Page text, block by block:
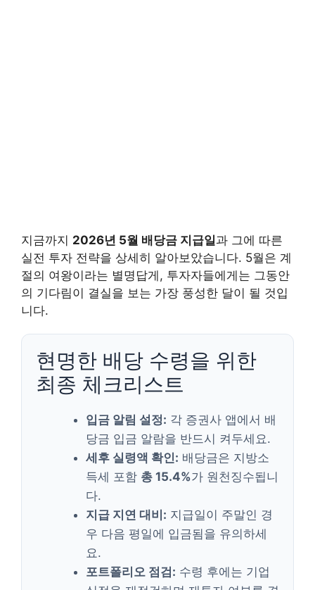
지금까지 2026년 5월 배당금 지급일과 그에 따른
실전 투자 전략을 상세히 알아보았습니다. 5월은 계
절의 여왕이라는 별명답게, 투자자들에게는 그동안
의 기다림이 결실을 보는 가장 풍성한 달이 될 것입
니다.
현명한 배당 수령을 위한
최종 체크리스트
입금 알림 설정: 각 증권사 앱에서 배
당금 입금 알람을 반드시 켜두세요.
세후 실령액 확인: 배당금은 지방소
득세 포함 총 15.4%가 원천징수됩니
다.
지급 지연 대비: 지급일이 주말인 경
우 다음 평일에 입금됨을 유의하세
요.
포트폴리오 점검: 수령 후에는 기업